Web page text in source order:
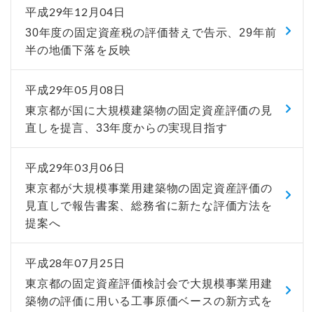
平成29年12月04日
30年度の固定資産税の評価替えで告示、29年前
半の地価下落を反映
平成29年05月08日
東京都が国に大規模建築物の固定資産評価の見
直しを提言、33年度からの実現目指す
平成29年03月06日
東京都が大規模事業用建築物の固定資産評価の
見直しで報告書案、総務省に新たな評価方法を
提案へ
平成28年07月25日
東京都の固定資産評価検討会で大規模事業用建
築物の評価に用いる工事原価ベースの新方式を